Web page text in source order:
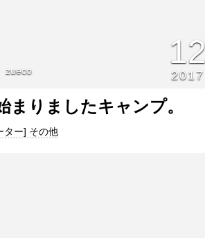
zueco 2017
まりましたキャンプ。
ター] その他